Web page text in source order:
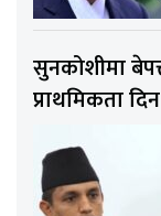
सुनकोशीमा
प्राथमिकता